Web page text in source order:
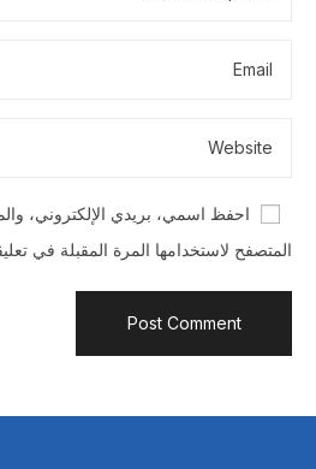
احفظ اسمي، بريدي الإلكتروني،
المتصفح لاستخدامها المرة المقبلة في